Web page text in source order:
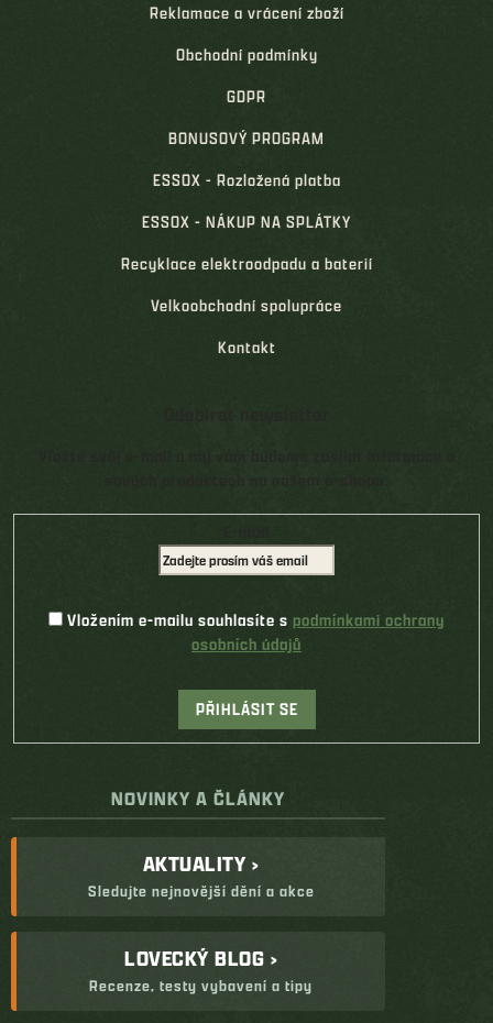
Reklamace a vrácení zboží
Obchodní podmínky
GDPR
BONUSOVÝ PROGRAM
ESSOX - Rozložená platba
ESSOX - NÁKUP NA SPLÁTKY
Recyklace elektroodpadu a baterií
Velkoobchodní spolupráce
Kontakt
Vložením e-mailu souhlasíte s podmínkami ochrany
osobních údajů
PŘIHLÁSIT SE
NOVINKY A ČLÁNKY
AKTUALITY ›
Sledujte nejnovější dění a akce
LOVECKÝ BLOG ›
Recenze, testy vybavení a tipy